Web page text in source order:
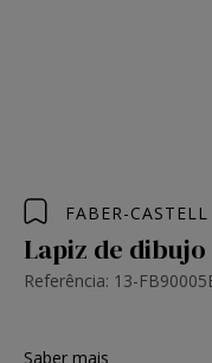
FABER-CASTELL
Lapiz de dibujo
Referência: 13-
Saber mais